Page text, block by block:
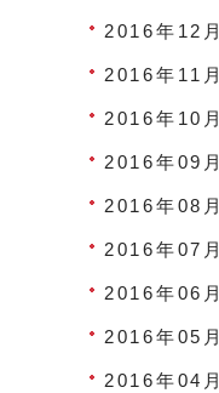
2016年12月
2016年11月
2016年10月
2016年09月
2016年08月
2016年07月
2016年06月
2016年05月
2016年04月